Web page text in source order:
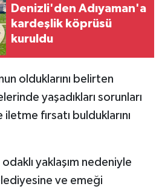
Denizli'den Adıyaman'a
kardeşlik köprüsü
kuruldu
olduklarını belirten
yaşadıkları sorunları
fırsatı bulduklarını
yaklaşım nedeniyle
ve emeği